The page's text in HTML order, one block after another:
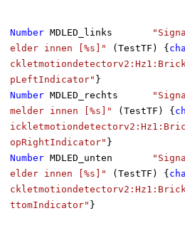
Number MDLED_links
elder innen [%s]"
(TestTF) {
pLeftIndicator" }
Number MDLED_rechts
melder innen [%s]"
(TestTF) {
opRightIndicator" }
Number MDLED_unten
elder innen [%s]"
(TestTF) {
ttomIndicator" }